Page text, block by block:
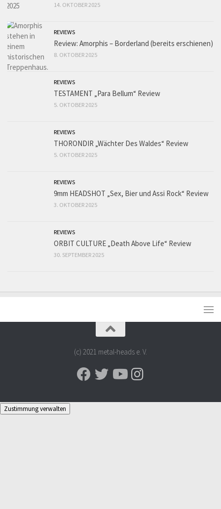
14. OKTOBER 2025
REVIEWS
Review: Amorphis – Borderland (bereits erschienen)
8. OKTOBER 2025
REVIEWS
TESTAMENT „Para Bellum“ Review
5. OKTOBER 2025
REVIEWS
THORONDIR „Wächter Des Waldes“ Review
5. OKTOBER 2025
REVIEWS
9mm HEADSHOT „Sex, Bier und Assi Rock“ Review
3. OKTOBER 2025
REVIEWS
ORBIT CULTURE „Death Above Life“ Review
30. SEPTEMBER 2025
(c) 2021 metal-heads e. V.
Zustimmung verwalten